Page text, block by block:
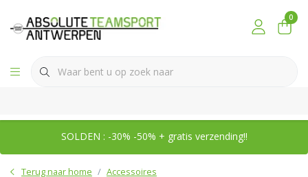
0
SOLDEN : -30% -50% + gratis verzending!!
Terug naar home
Accessoires